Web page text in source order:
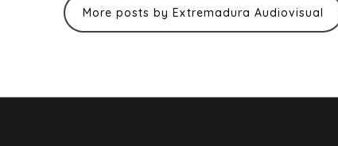
More posts by Extremadura Audiovisual